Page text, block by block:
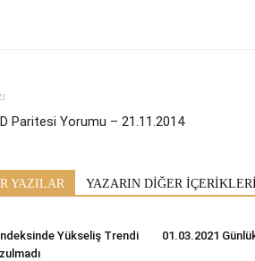
Paritesi Yorumu – 21.11.2014
YAZILAR YAZARIN DİĞER İÇERİKLERİ
Yükseliş Trendi
01.03.2021